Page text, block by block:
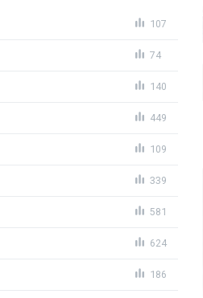
107
74
140
449
109
339
581
624
186